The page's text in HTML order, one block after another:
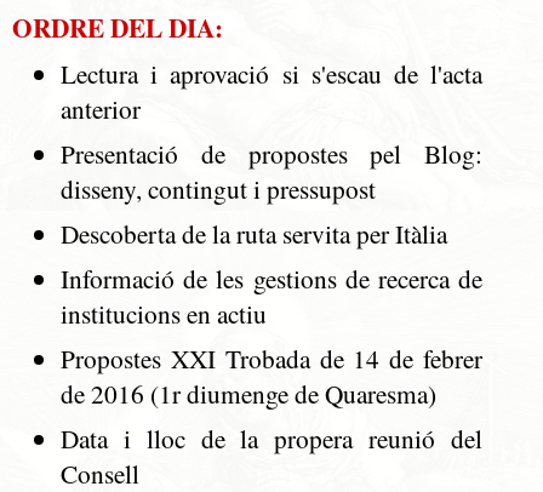
ORDRE DEL DIA:
Lectura i aprovació si s'escau de l'acta
anterior
Presentació de propostes pel Blog:
disseny, contingut i pressupost
Descoberta de la ruta servita per Itàlia
Informació de les gestions de recerca de
institucions en actiu
Propostes XXI Trobada de 14 de febrer
de 2016 (1r diumenge de Quaresma)
Data i lloc de la propera reunió del
Consell